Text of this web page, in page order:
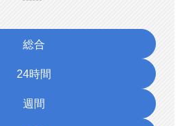
総合
24時間
週間